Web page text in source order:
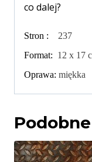
co dalej?
Stron :
237
Format: 12 x 17
Oprawa: miękka